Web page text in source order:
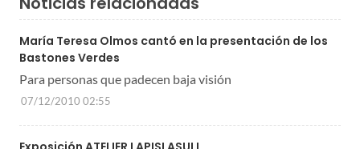
María Teresa Olmos cantó en la presentación de los
Bastones Verdes
Para personas que padecen baja visión
07/12/2010 02:55